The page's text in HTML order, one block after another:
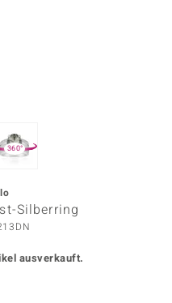
360°
Silberring
ausverkauft.